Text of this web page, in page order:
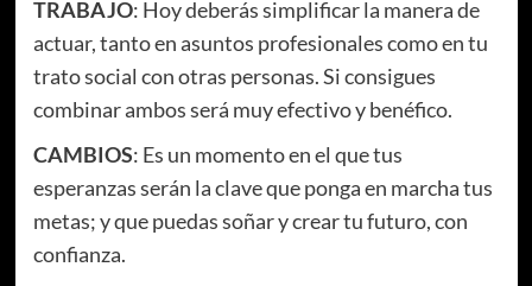
TRABAJO: Hoy deberás simplificar la manera de
actuar, tanto en asuntos profesionales como en tu
trato social con otras personas. Si consigues
combinar ambos será muy efectivo y benéfico.
CAMBIOS: Es un momento en el que tus
esperanzas serán la clave que ponga en marcha tus
metas; y que puedas soñar y crear tu futuro, con
confianza.